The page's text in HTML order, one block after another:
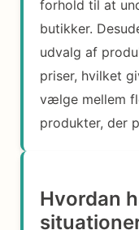
forhold til at
butikker.
udvalg af
priser, hvilket
vælge mellem
produkter, der
Hvordan